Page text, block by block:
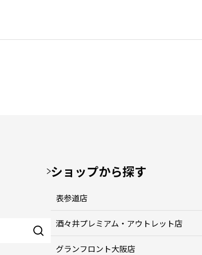
ショップから探す
表参道店
酒々井プレミアム・アウトレット店
グランフロント大阪店